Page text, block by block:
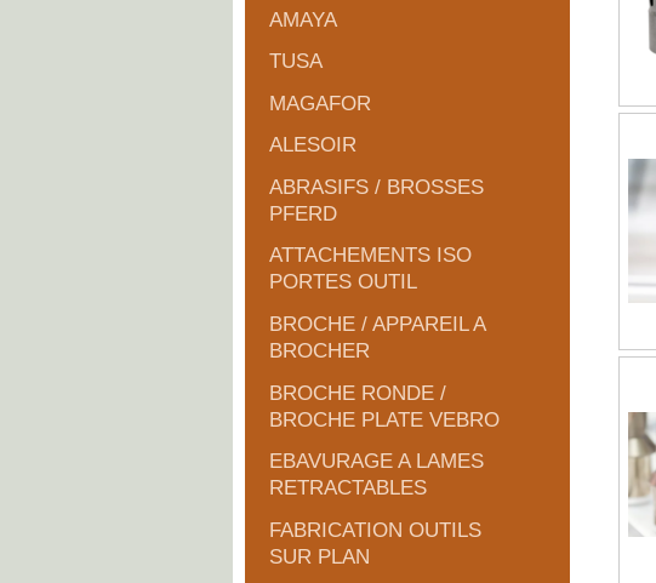
AMAYA
TUSA
MAGAFOR
ALESOIR
ABRASIFS / BROSSES
PFERD
ATTACHEMENTS ISO
PORTES OUTIL
BROCHE / APPAREIL A
BROCHER
BROCHE RONDE /
BROCHE PLATE VEBRO
EBAVURAGE A LAMES
RETRACTABLES
FABRICATION OUTILS
SUR PLAN